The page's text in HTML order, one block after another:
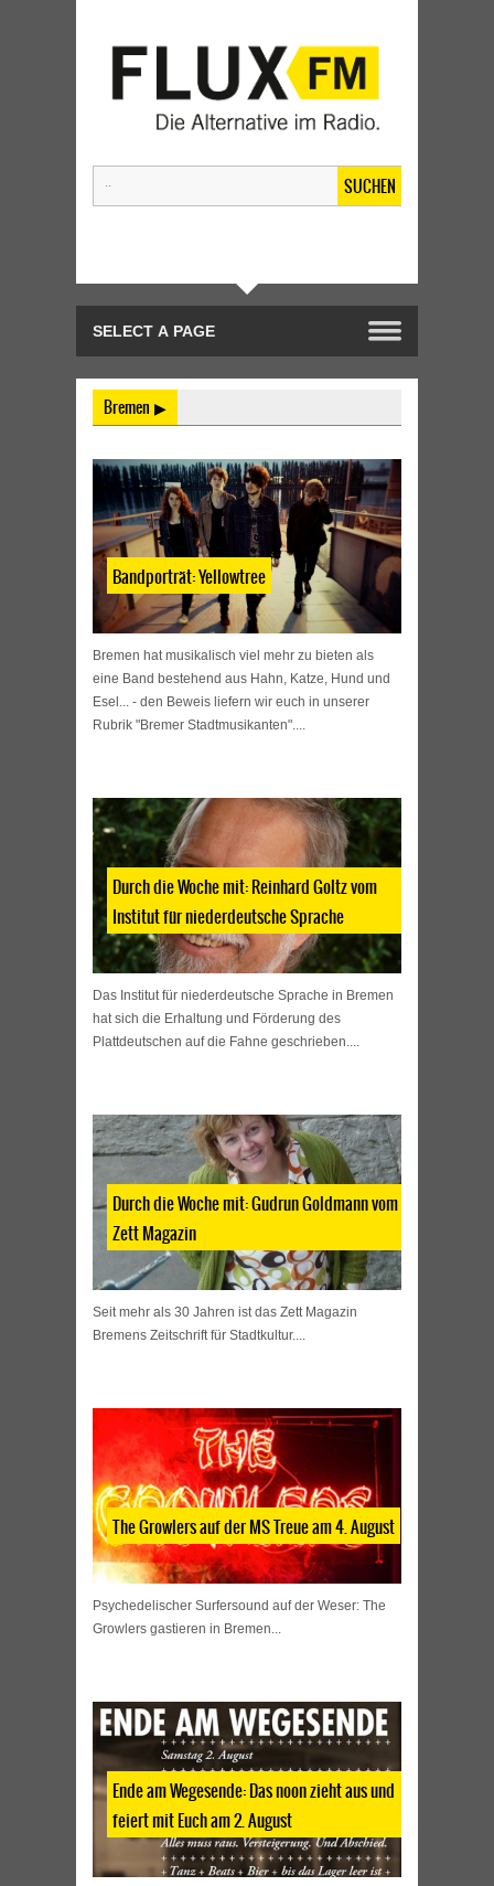
SUCHEN
Bremen ▶
Bandporträt: Yellowtree
Bremen hat musikalisch viel mehr zu bieten als
eine Band bestehend aus Hahn, Katze, Hund und
Esel... - den Beweis liefern wir euch in unserer
Rubrik "Bremer Stadtmusikanten"....
Durch die Woche mit: Reinhard Goltz vom
Institut für niederdeutsche Sprache
Das Institut für niederdeutsche Sprache in Bremen
hat sich die Erhaltung und Förderung des
Plattdeutschen auf die Fahne geschrieben....
Durch die Woche mit: Gudrun Goldmann vom
Zett Magazin
Seit mehr als 30 Jahren ist das Zett Magazin
Bremens Zeitschrift für Stadtkultur....
The Growlers auf der MS Treue am 4. August
Psychedelischer Surfersound auf der Weser: The
Growlers gastieren in Bremen...
Ende am Wegesende: Das noon zieht aus und
feiert mit Euch am 2. August